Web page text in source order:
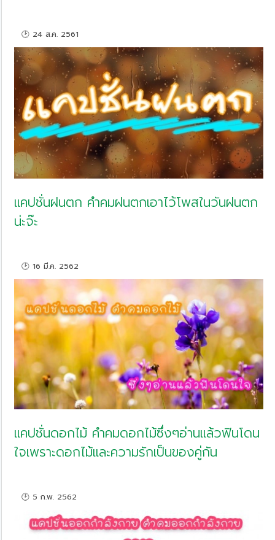
🕑 24 ส.ค. 2561
แคปชั่นฝนตก คำคมฝนตกเอาไว้โพสในวันฝนตก
น่ะจ๊ะ
🕑 16 มี.ค. 2562
แคปชั่นดอกไม้ คำคมดอกไม้ซึ่งๆอ่านแล้วฟินโดน
ใจเพราะดอกไม้และความรักเป็นของคู่กัน
🕑 5 ก.พ. 2562